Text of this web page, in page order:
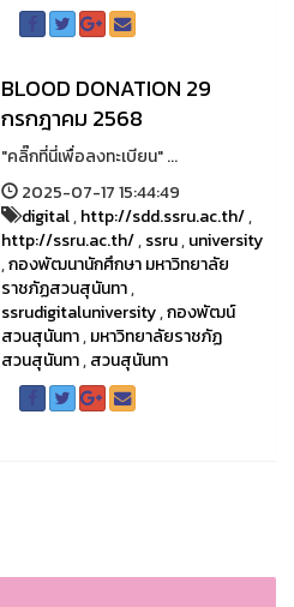
BLOOD DONATION 29
กรกฎาคม 2568
"คลิ๊กที่นี่เพื่อลงทะเบียน" ...
2025-07-17 15:44:49
digital,http://sdd.ssru.ac.th/,
http://ssru.ac.th/,ssru,university
,กองพัฒนานักศึกษา มหาวิทยาลัย
ราชภัฏสวนสุนันทา,
ssrudigitaluniversity,กองพัฒน์
สวนสุนันทา,มหาวิทยาลัยราชภัฏ
สวนสุนันทา,สวนสุนันทา